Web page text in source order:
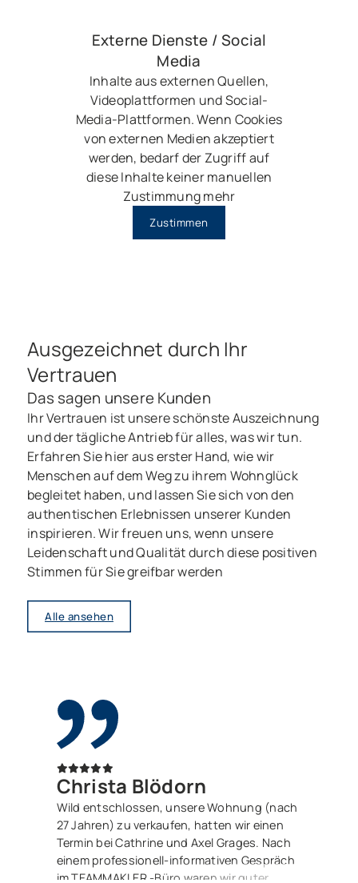
Externe Dienste / Social
Media
Inhalte aus externen Quellen,
Videoplattformen und Social-
Media-Plattformen. Wenn Cookies
von externen Medien akzeptiert
werden, bedarf der Zugriff auf
diese Inhalte keiner manuellen
Zustimmung mehr
Zustimmen
Ausgezeichnet durch Ihr
Vertrauen
Das sagen unsere Kunden
Ihr Vertrauen ist unsere schönste Auszeichnung
und der tägliche Antrieb für alles, was wir tun.
Erfahren Sie hier aus erster Hand, wie wir
Menschen auf dem Weg zu ihrem Wohnglück
begleitet haben, und lassen Sie sich von den
authentischen Erlebnissen unserer Kunden
inspirieren. Wir freuen uns, wenn unsere
Leidenschaft und Qualität durch diese positiven
Stimmen für Sie greifbar werden
Alle ansehen
Christa Blödorn
Wild entschlossen, unsere Wohnung (nach
27 Jahren) zu verkaufen, hatten wir einen
Termin bei Cathrine und Axel Grages. Nach
einem professionell-informativen Gespräch
im TEAMMAKLER -Büro waren wir guter